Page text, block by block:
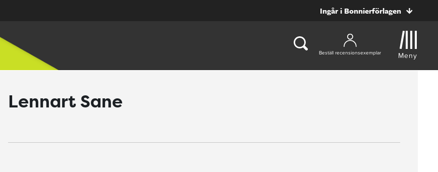
Ingår i Bonnierförlagen
Beställ recensionsexemplar Meny
Lennart Sane